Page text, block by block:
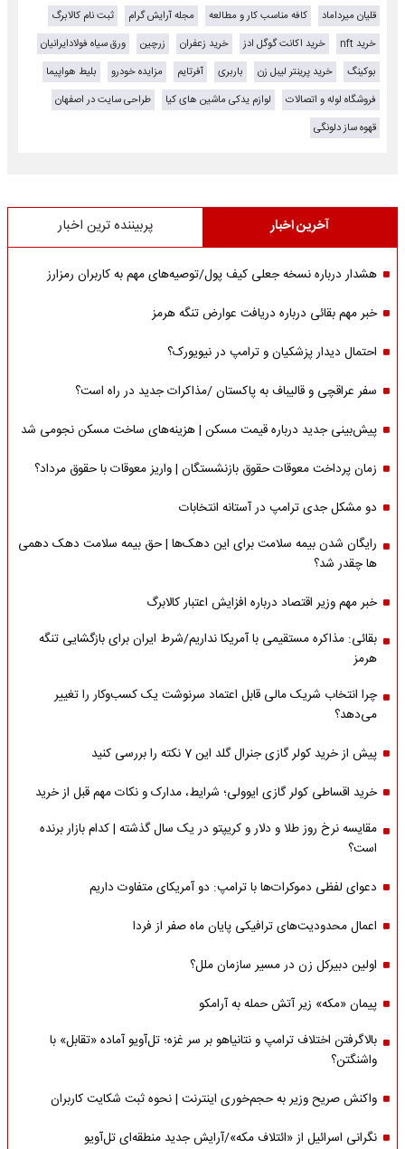
قلیان میرداماد کافه مناسب کار و مطالعه مجله آرایش گرام
ثبت نام کالابرگ
خرید nft
خرید اکانت گوگل ادز خرید زعفران زرچین
ورق سیاه فولادایرانیان
بوکینگ
خرید پرینتر لیبل زن باربری آفرتایم مزایده خودرو
بلیط هواپیما
فروشگاه لوله و اتصالات
لوازم یدکی ماشین های کیا
طراحی سایت در اصفهان
قهوه ساز دلونگی
آخرین اخبار پربیننده ترین اخبار
هشدار درباره نسخه جعلی کیف پول/توصیه‌های مهم به کاربران رمزارز
خبر مهم بقائی درباره دریافت عوارض تنگه هرمز
احتمال دیدار پزشکیان و ترامپ در نیویورک؟
سفر عراقچی و قالیباف به پاکستان /مذاکرات جدید در راه است؟
پیش‌بینی جدید درباره قیمت مسکن | هزینه‌های ساخت مسکن نجومی شد
زمان پرداخت معوقات حقوق بازنشستگان | واریز معوقات با حقوق مرداد؟
دو مشکل جدی ترامپ در آستانه انتخابات
رایگان شدن بیمه سلامت برای این دهک‌ها | حق بیمه‌ سلامت دهک دهمی
ها چقدر شد؟
خبر مهم وزیر اقتصاد درباره افزایش اعتبار کالابرگ
بقائی: مذاکره مستقیمی با آمریکا نداریم/شرط ایران برای بازگشایی تنگه
هرمز
چرا انتخاب شریک مالی قابل اعتماد سرنوشت یک کسب‌وکار را تغییر
می‌دهد؟
پیش از خرید کولر گازی جنرال گلد این 7 نکته را بررسی کنید
خرید اقساطی کولر گازی ایوولی؛ شرایط، مدارک و نکات مهم قبل از خرید
مقایسه نرخ روز طلا و دلار و کریپتو در یک سال گذشته | کدام بازار برنده
است؟
دعوای لفظی دموکرات‌ها با ترامپ: دو آمریکای متفاوت داریم
اعمال محدودیت‌های ترافیکی پایان ماه صفر از فردا
اولین دبیرکل زن در مسیر سازمان‌ ملل؟
پیمان «مکه» زیر آتش حمله به آرامکو
بالاگرفتن اختلاف ترامپ و نتانیاهو بر سر غزه؛ تل‌آویو آماده «تقابل» با
واشنگتن؟
واکنش صریح وزیر به حجم‌خوری اینترنت | نحوه ثبت شکایت کاربران
نگرانی اسرائیل از «ائتلاف مکه»/آرایش جدید منطقه‌ای تل‌آویو